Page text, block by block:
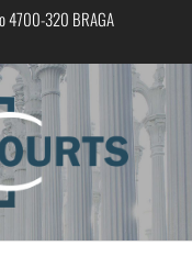
4700-320 BRAGA
e diferença cultural na
portuguesa